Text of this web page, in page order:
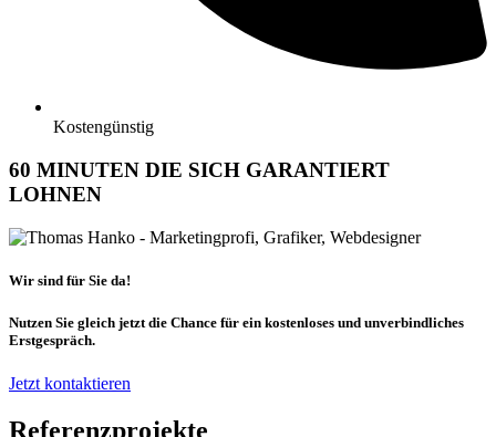
Kostengünstig
60 MINUTEN DIE SICH GARANTIERT
LOHNEN
Wir sind für Sie da!
Nutzen Sie gleich jetzt die Chance für ein kostenloses und unverbindliches
Erstgespräch.
Jetzt kontaktieren
Referenzprojekte